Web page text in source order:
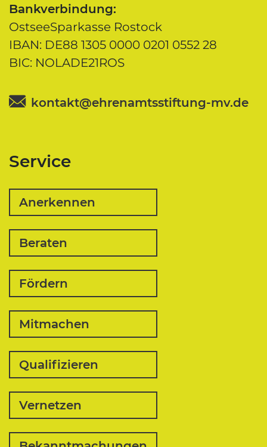
Bankverbindung:
OstseeSparkasse Rostock
IBAN: DE88 1305 0000 0201 0552 28
BIC: NOLADE21ROS
kontakt@ehrenamtsstiftung-mv.de
Service
Anerkennen
Beraten
Fördern
Mitmachen
Qualifizieren
Vernetzen